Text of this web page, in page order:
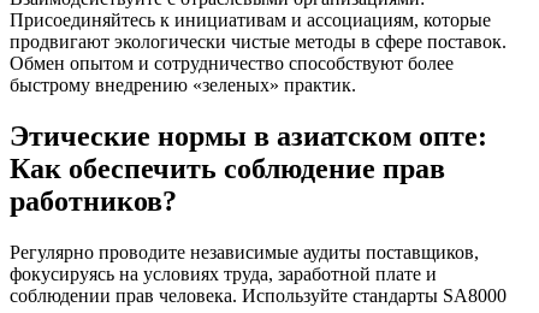
Присоединяйтесь к инициативам и ассоциациям, которые
продвигают экологически чистые методы в сфере поставок.
Обмен опытом и сотрудничество способствуют более
быстрому внедрению «зеленых» практик.
Этические нормы в азиатском опте:
Как обеспечить соблюдение прав
работников?
Регулярно проводите независимые аудиты поставщиков,
фокусируясь на условиях труда, заработной плате и
соблюдении прав человека. Используйте стандарты SA8000